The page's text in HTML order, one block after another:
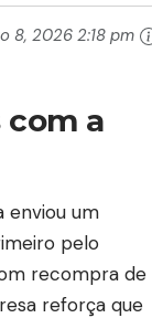
8, 2026 2:18 pm
com a
enviou um
pelo
recompra de
reforça que